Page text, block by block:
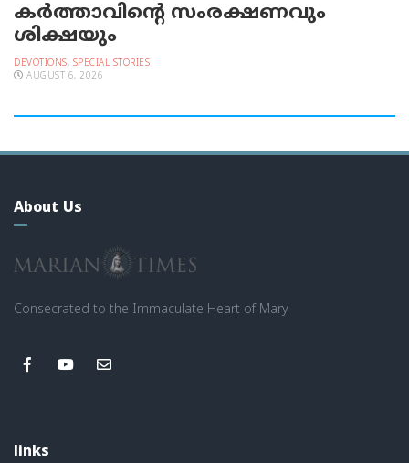
കർത്താവിന്റെ സംരക്ഷണവും
ശിക്ഷയും
DEVOTIONS, SPECIAL STORIES
AUGUST 6, 2026
About Us
Consecrated to the Immaculate Heart of Mary
links